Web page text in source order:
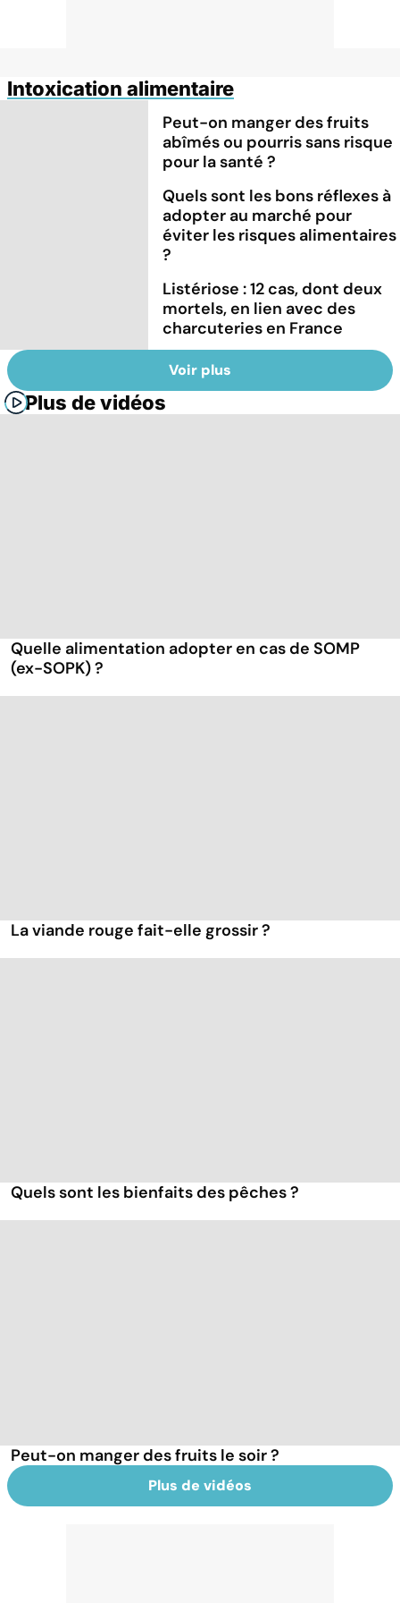
Intoxication alimentaire
Peut-on manger des fruits
abîmés ou pourris sans risque
pour la santé ?
Quels sont les bons réflexes à
adopter au marché pour
éviter les risques alimentaires
?
Listériose : 12 cas, dont deux
mortels, en lien avec des
charcuteries en France
Voir plus
Plus de vidéos
Quelle alimentation adopter en cas de SOMP
(ex-SOPK) ?
La viande rouge fait-elle grossir ?
Quels sont les bienfaits des pêches ?
Peut-on manger des fruits le soir ?
Plus de vidéos